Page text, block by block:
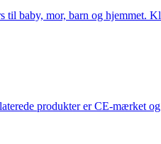
til baby, mor, barn og hjemmet.
produkter er CE-mærket